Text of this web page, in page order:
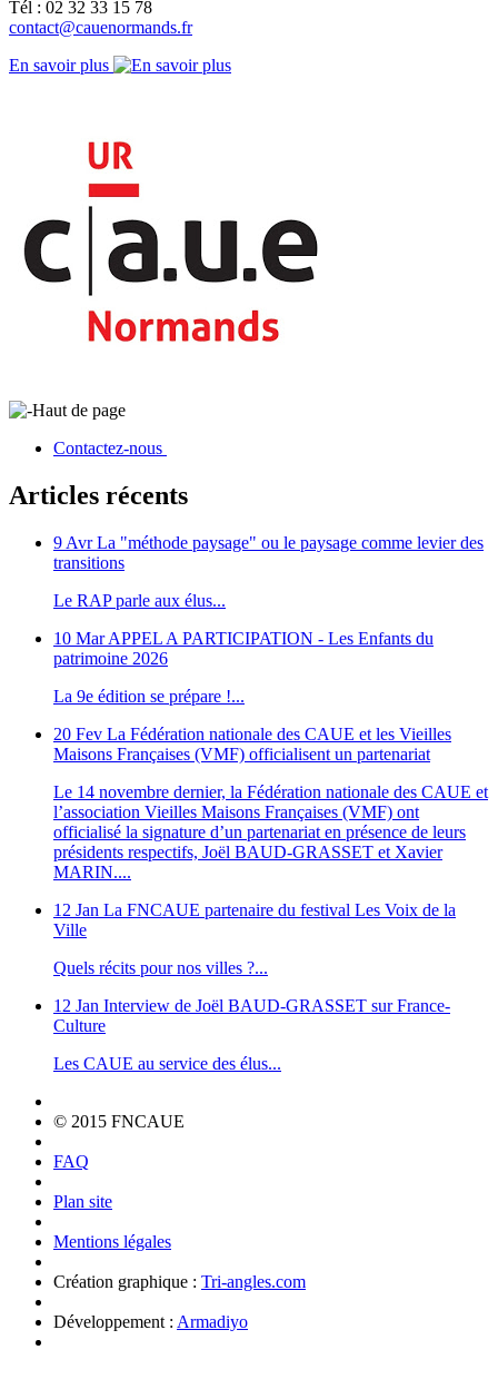
Tél : 02 32 33 15 78
contact@cauenormands.fr
En savoir plus
Haut de page
Contactez-nous
Articles récents
9 Avr La "méthode paysage" ou le paysage comme levier des
transitions
Le RAP parle aux élus...
10 Mar APPEL A PARTICIPATION - Les Enfants du
patrimoine 2026
La 9e édition se prépare !...
20 Fev La Fédération nationale des CAUE et les Vieilles
Maisons Françaises (VMF) officialisent un partenariat
Le 14 novembre dernier, la Fédération nationale des CAUE et
l’association Vieilles Maisons Françaises (VMF) ont
officialisé la signature d’un partenariat en présence de leurs
présidents respectifs, Joël BAUD-GRASSET et Xavier
MARIN....
12 Jan La FNCAUE partenaire du festival Les Voix de la
Ville
Quels récits pour nos villes ?...
12 Jan Interview de Joël BAUD-GRASSET sur France-
Culture
Les CAUE au service des élus...
© 2015 FNCAUE
FAQ
Plan site
Mentions légales
Création graphique : Tri-angles.com
Développement : Armadiyo